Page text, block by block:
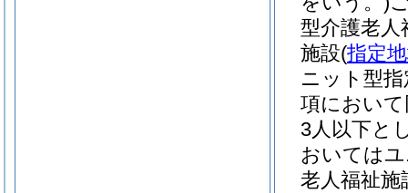
型介護老人
施設(指定
ニット型
項におい
3人以下と
おいては
老人福祉施